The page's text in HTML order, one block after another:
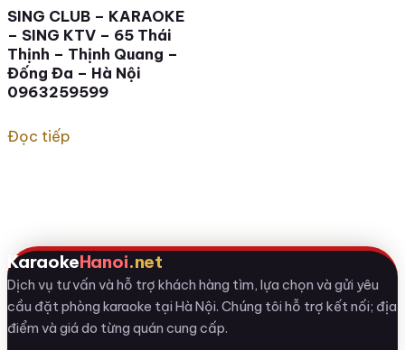
SING CLUB – KARAOKE
– SING KTV – 65 Thái
Thịnh – Thịnh Quang –
Đống Đa – Hà Nội
0963259599
Đọc tiếp
KaraokeHanoi.net
Dịch vụ tư vấn và hỗ trợ khách hàng tìm, lựa chọn và gửi yêu
cầu đặt phòng karaoke tại Hà Nội. Chúng tôi hỗ trợ kết nối; địa
điểm và giá do từng quán cung cấp.